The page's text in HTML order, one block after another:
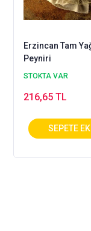
Erzincan Tam
Peyniri
STOKTA VAR
216,65 TL